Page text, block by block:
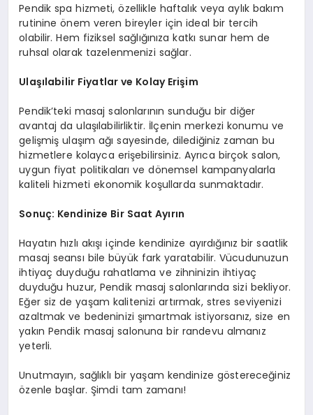
Pendik spa hizmeti, özellikle haftalık veya aylık bakım
rutinine önem veren bireyler için ideal bir tercih
olabilir. Hem fiziksel sağlığınıza katkı sunar hem de
ruhsal olarak tazelenmenizi sağlar.
Ulaşılabilir Fiyatlar ve Kolay Erişim
Pendik’teki masaj salonlarının sunduğu bir diğer
avantaj da ulaşılabilirliktir. İlçenin merkezi konumu ve
gelişmiş ulaşım ağı sayesinde, dilediğiniz zaman bu
hizmetlere kolayca erişebilirsiniz. Ayrıca birçok salon,
uygun fiyat politikaları ve dönemsel kampanyalarla
kaliteli hizmeti ekonomik koşullarda sunmaktadır.
Sonuç: Kendinize Bir Saat Ayırın
Hayatın hızlı akışı içinde kendinize ayırdığınız bir saatlik
masaj seansı bile büyük fark yaratabilir. Vücudunuzun
ihtiyaç duyduğu rahatlama ve zihninizin ihtiyaç
duyduğu huzur, Pendik masaj salonlarında sizi bekliyor.
Eğer siz de yaşam kalitenizi artırmak, stres seviyenizi
azaltmak ve bedeninizi şımartmak istiyorsanız, size en
yakın Pendik masaj salonuna bir randevu almanız
yeterli.
Unutmayın, sağlıklı bir yaşam kendinize göstereceğiniz
özenle başlar. Şimdi tam zamanı!